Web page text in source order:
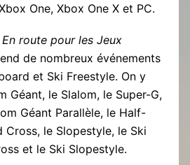
One, Xbox One X et PC.
route pour les Jeux
de nombreux événements
et Ski Freestyle. On y
Géant, le Slalom, le Super-G,
Géant Parallèle, le Half-
Cross, le Slopestyle, le Ski
et le Ski Slopestyle.